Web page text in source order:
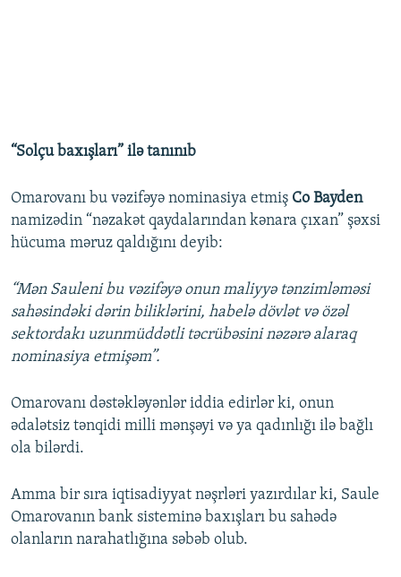
“Solçu baxışları” ilə tanınıb
Omarovanı bu vəzifəyə nominasiya etmiş Co Bayden
namizədin “nəzakət qaydalarından kənara çıxan” şəxsi
hücuma məruz qaldığını deyib:
“Mən Sauleni bu vəzifəyə onun maliyyə tənzimləməsi
sahəsindəki dərin biliklərini, habelə dövlət və özəl
sektordakı uzunmüddətli təcrübəsini nəzərə alaraq
nominasiya etmişəm”.
Omarovanı dəstəkləyənlər iddia edirlər ki, onun
ədalətsiz tənqidi milli mənşəyi və ya qadınlığı ilə bağlı
ola bilərdi.
Amma bir sıra iqtisadiyyat nəşrləri yazırdılar ki, Saule
Omarovanın bank sisteminə baxışları bu sahədə
olanların narahatlığına səbəb olub.